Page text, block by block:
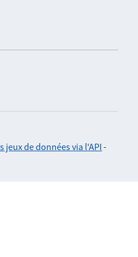
jeux de données via l'API -